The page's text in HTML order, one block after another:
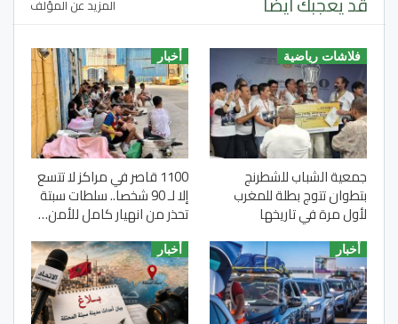
المزيد عن المؤلف
فلاشات رياضية
جمعية الشباب للشطرنج
بتطوان تتوج بطلة للمغرب
لأول مرة في تاريخها
أخبار
1100 قاصر في مراكز لا تتسع
إلا لـ 90 شخصا.. سلطات سبتة
تحذر من انهيار كامل للأمن…
أخبار أخبار